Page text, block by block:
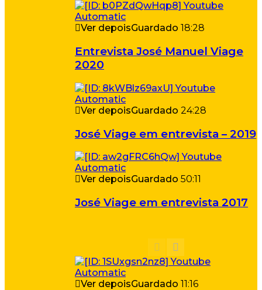
Ver depoisGuardado 18:28
Entrevista José Manuel Viage
2020
Ver depoisGuardado 24:28
José Viage em entrevista – 2019
Ver depoisGuardado 50:11
José Viage em entrevista 2017
Ver depoisGuardado 11:16